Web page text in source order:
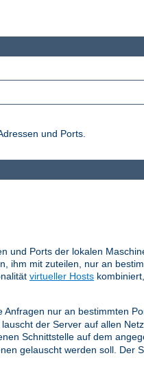
und Ports.
und Ports der lokalen
ihm mit zuteilen, nur an
virtueller Hosts
Anfragen nur an bestimmten
der Server auf allen
Schnittstelle auf dem
gelauscht werden soll.